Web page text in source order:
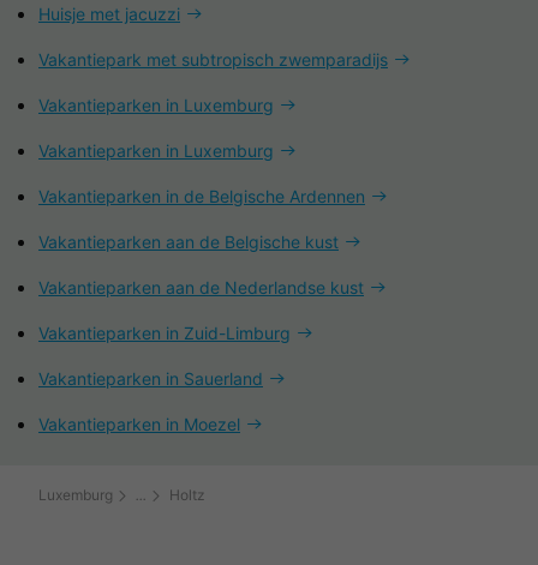
Huisje met jacuzzi
Vakantiepark met subtropisch zwemparadijs
Vakantieparken in Luxemburg
Vakantieparken in Luxemburg
Vakantieparken in de Belgische Ardennen
Vakantieparken aan de Belgische kust
Vakantieparken aan de Nederlandse kust
Vakantieparken in Zuid-Limburg
Vakantieparken in Sauerland
Vakantieparken in Moezel
Luxemburg Holtz